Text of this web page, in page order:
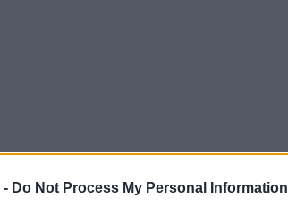
- Do Not Process My Personal Information